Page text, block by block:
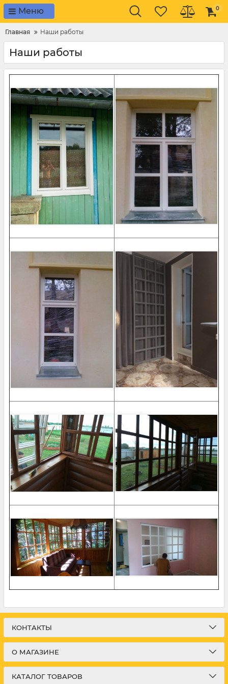
Меню 0
Главная Наши работы
Наши работы
КОНТАКТЫ
О МАГАЗИНЕ
КАТАЛОГ ТОВАРОВ